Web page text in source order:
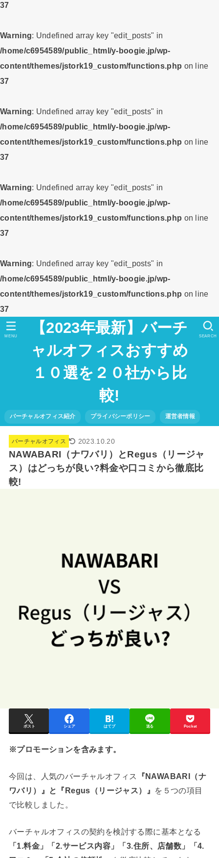
37
Warning: Undefined array key "edit_posts" in
/home/c6954589/public_html/y-boogie.jp/wp-
content/themes/jstork19_custom/functions.php on line
37
Warning: Undefined array key "edit_posts" in
/home/c6954589/public_html/y-boogie.jp/wp-
content/themes/jstork19_custom/functions.php on line
37
Warning: Undefined array key "edit_posts" in
/home/c6954589/public_html/y-boogie.jp/wp-
content/themes/jstork19_custom/functions.php on line
37
Warning: Undefined array key "edit_posts" in
/home/c6954589/public_html/y-boogie.jp/wp-
content/themes/jstork19_custom/functions.php on line
37
【2023年最新】バーチ
ャルオフィスおすすめ
１０選を２０社から比
較!
バーチャルオフィス紹介 プライバシーポリシー 運営者情報
SEARCH
MENU
バーチャルオフィス 2023.10.20
NAWABARI（ナワバリ）とRegus（リージャ
ス）はどっちが良い?料金や口コミから徹底比
較!
ポスト シェア はてブ 送る Pocket
※プロモーションを含みます。
今回は、人気のバーチャルオフィス
『NAWABARI（ナ
ワバリ）』と『Regus（リージャス）』
を５つの項目
で比較しました。
バーチャルオフィスの契約を検討する際に基本となる
「1.料金」「2.サービス内容」「3.住所、店舗数」「4.